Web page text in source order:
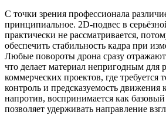
С точки зрения профессионала
принципиальное. 2D-подвес в
практически не рассматривается,
обеспечить стабильность кадра при
Любые повороты дрона сразу
что делает материал непригодным для
коммерческих проектов, где требуется
контроль и предсказуемость движения
напротив, воспринимается как
позволяет удерживать направление